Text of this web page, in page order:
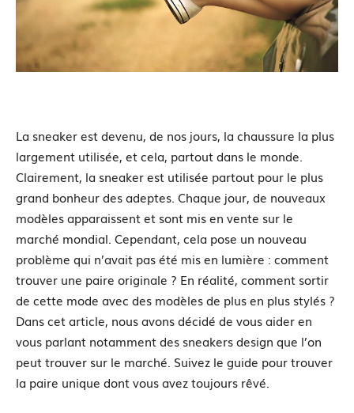
La sneaker est devenu, de nos jours, la chaussure la plus
largement utilisée, et cela, partout dans le monde.
Clairement, la sneaker est utilisée partout pour le plus
grand bonheur des adeptes. Chaque jour, de nouveaux
modèles apparaissent et sont mis en vente sur le
marché mondial. Cependant, cela pose un nouveau
problème qui n’avait pas été mis en lumière : comment
trouver une paire originale ? En réalité, comment sortir
de cette mode avec des modèles de plus en plus stylés ?
Dans cet article, nous avons décidé de vous aider en
vous parlant notamment des sneakers design que l’on
peut trouver sur le marché. Suivez le guide pour trouver
la paire unique dont vous avez toujours rêvé.